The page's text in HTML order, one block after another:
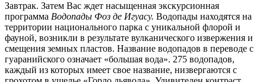
Завтрак. Затем Вас ждет насыщенная экскурсионная
программа Водопады Фоз де Игуасу. Водопады находятся на
территории национального парка с уникальной флорой и
фауной, возникли в результате вулканического извержения и
смещения земных пластов. Название водопадов в переводе с
гуаранийского означает «большая вода». 275 водопадов,
каждый из которых имеет свое название, низвергаются с